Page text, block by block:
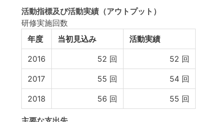
活動指標及び活動実績 （アウトプット）
研修実施回数
年度
当初見込み 活動実績
2016 52 回 52 回
2017 55 回 54 回
2018 56 回 55 回